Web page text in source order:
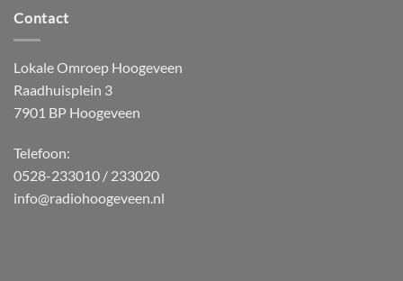
Contact
Lokale Omroep Hoogeveen
Raadhuisplein 3
7901 BP Hoogeveen
Telefoon:
0528-233010 / 233020
info@radiohoogeveen.nl